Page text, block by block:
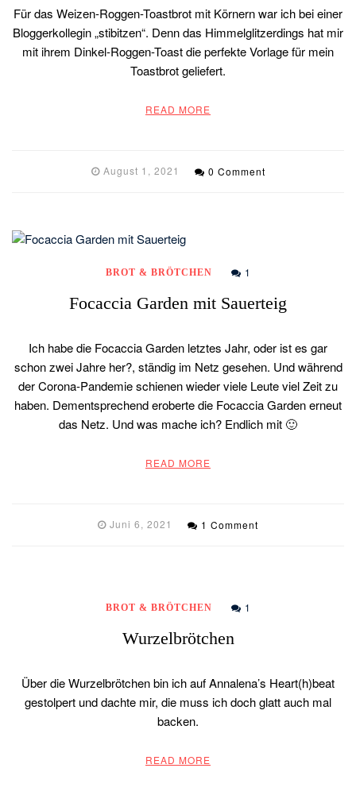
Für das Weizen-Roggen-Toastbrot mit Körnern war ich bei einer
Bloggerkollegin „stibitzen“. Denn das Himmelglitzerdings hat mir
mit ihrem Dinkel-Roggen-Toast die perfekte Vorlage für mein
Toastbrot geliefert.
READ MORE
August 1, 2021 0 Comment
BROT & BRÖTCHEN 1
Focaccia Garden mit Sauerteig
Ich habe die Focaccia Garden letztes Jahr, oder ist es gar
schon zwei Jahre her?, ständig im Netz gesehen. Und während
der Corona-Pandemie schienen wieder viele Leute viel Zeit zu
haben. Dementsprechend eroberte die Focaccia Garden erneut
das Netz. Und was mache ich? Endlich mit 🙂
READ MORE
Juni 6, 2021 1 Comment
BROT & BRÖTCHEN 1
Wurzelbrötchen
Über die Wurzelbrötchen bin ich auf Annalena’s Heart(h)beat
gestolpert und dachte mir, die muss ich doch glatt auch mal
backen.
READ MORE